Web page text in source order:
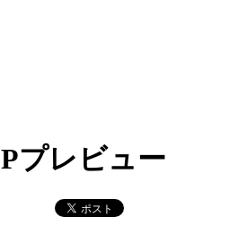
プレビュー